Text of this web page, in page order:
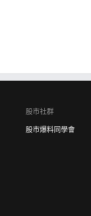
股市社群
股市爆料同學會